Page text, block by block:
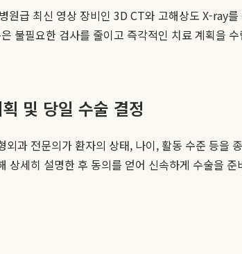
급 최신 영상 장비인 3D CT와 고해상도 X-ray
불필요한 검사를 줄이고 즉각적인 치료 계획을
및 당일 수술 결정
과 전문의가 환자의 상태, 나이, 활동 수준 등
상세히 설명한 후 동의를 얻어 신속하게 수술을